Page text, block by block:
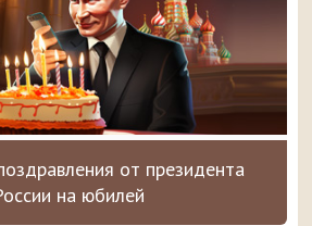
от президента
на юбилей